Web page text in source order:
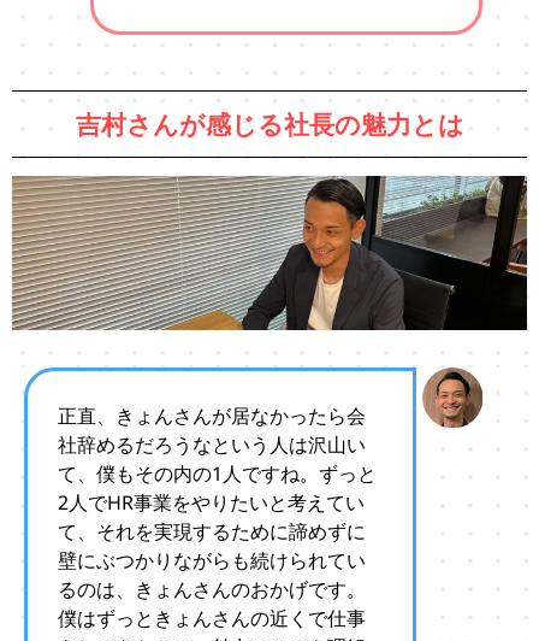
吉村さんが感じる社長の魅力とは
正直、きょんさんが居なかったら会
社辞めるだろうなという人は沢山い
て、僕もその内の1人ですね。ずっと
2人でHR事業をやりたいと考えてい
て、それを実現するために諦めずに
壁にぶつかりながらも続けられてい
るのは、きょんさんのおかげです。
僕はずっときょんさんの近くで仕事